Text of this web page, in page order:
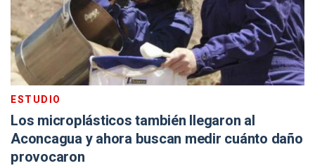
ESTUDIO
Los microplásticos también llegaron al
Aconcagua y ahora buscan medir cuánto daño
provocaron